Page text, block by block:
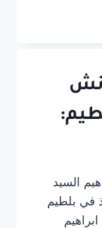
السيد
في بلطيم